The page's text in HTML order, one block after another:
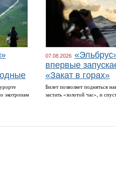
экотропам
07.08.2026
впервые
«Закат в горах»
Билет позволяет подняться
застать «золотой час», и